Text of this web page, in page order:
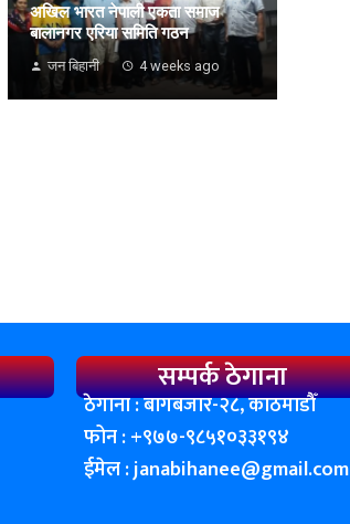
अखिल भारत नेपाली एकता समाज
बालानगर एरिया समिति गठन
जन बिहानी 4 weeks ago
सम्पर्क ठेगाना
ठेगाना : बागबजार-२८, काठमाडाैँ
फोन : ‌+९७७-९८५१०३३१९४
ईमेल :janabihanee@gmail.com